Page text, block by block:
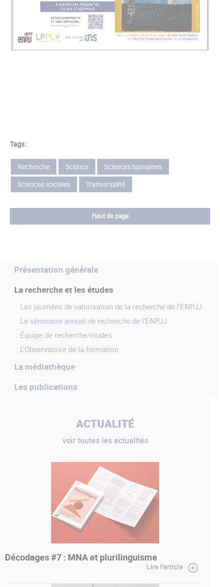
Tags :
Recherche Science
Sciences humaines
Sciences sociales
Tranversalité
Haut de page
Présentation générale
La recherche et les études
Les journées de valorisation de la recherche de l’ENPJJ
Le séminaire annuel de recherche de l’ENPJJ
Équipe de recherche/études
L’Observatoire de la formation
La médiathèque
Les publications
ACTUALITÉ
voir toutes les actualités
Décodages #7 : MNA et plurilinguisme
Lire l'article